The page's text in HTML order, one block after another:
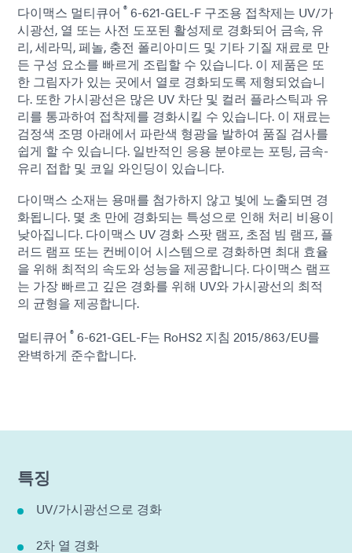
다이맥스 멀티큐어 ® 6-621-GEL-F 구조용 접착제는 UV/가
시광선, 열 또는 사전 도포된 활성제로 경화되어 금속, 유
리, 세라믹, 페놀, 충전 폴리아미드 및 기타 기질 재료로 만
든 구성 요소를 빠르게 조립할 수 있습니다. 이 제품은 또
한 그림자가 있는 곳에서 열로 경화되도록 제형되었습니
다. 또한 가시광선은 많은 UV 차단 및 컬러 플라스틱과 유
리를 통과하여 접착제를 경화시킬 수 있습니다. 이 재료는
검정색 조명 아래에서 파란색 형광을 발하여 품질 검사를
쉽게 할 수 있습니다. 일반적인 응용 분야로는 포팅, 금속-
유리 접합 및 코일 와인딩이 있습니다.
다이맥스 소재는 용매를 첨가하지 않고 빛에 노출되면 경
화됩니다. 몇 초 만에 경화되는 특성으로 인해 처리 비용이
낮아집니다. 다이맥스 UV 경화 스팟 램프, 초점 빔 램프, 플
러드 램프 또는 컨베이어 시스템으로 경화하면 최대 효율
을 위해 최적의 속도와 성능을 제공합니다. 다이맥스 램프
는 가장 빠르고 깊은 경화를 위해 UV와 가시광선의 최적
의 균형을 제공합니다.
멀티큐어 ® 6-621-GEL-F는 RoHS2 지침 2015/863/EU를
완벽하게 준수합니다.
특징
UV/가시광선으로 경화
2차 열 경화